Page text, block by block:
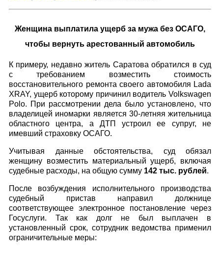
Женщина выплатила ущерб за мужа без ОСАГО,
чтобы вернуть арестованный автомобиль
К примеру, недавно житель Саратова обратился в суд
с требованием возместить стоимость
восстановительного ремонта своего автомобиля Lada
XRAY, ущерб которому причинил водитель Volkswagen
Polo. При рассмотрении дела было установлено, что
владелицей иномарки является 30-летняя жительница
областного центра, а ДТП устроил ее супруг, не
имевший страховку ОСАГО.
Учитывая данные обстоятельства, суд обязал
женщину возместить материальный ущерб, включая
судебные расходы, на общую сумму 142 тыс. рублей.
После возбуждения исполнительного производства
судебный пристав направил должнице
соответствующее электронное постановление через
Госуслуги. Так как долг не был выплачен в
установленный срок, сотрудник ведомства применил
ограничительные меры: